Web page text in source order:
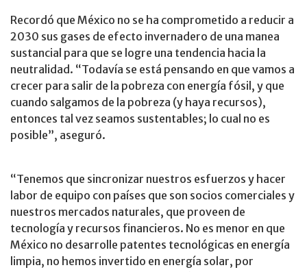
Recordó que México no se ha comprometido a reducir a
2030 sus gases de efecto invernadero de una manea
sustancial para que se logre una tendencia hacia la
neutralidad. “Todavía se está pensando en que vamos a
crecer para salir de la pobreza con energía fósil, y que
cuando salgamos de la pobreza (y haya recursos),
entonces tal vez seamos sustentables; lo cual no es
posible”, aseguró.
“Tenemos que sincronizar nuestros esfuerzos y hacer
labor de equipo con países que son socios comerciales y
nuestros mercados naturales, que proveen de
tecnología y recursos financieros. No es menor en que
México no desarrolle patentes tecnológicas en energía
limpia, no hemos invertido en energía solar, por